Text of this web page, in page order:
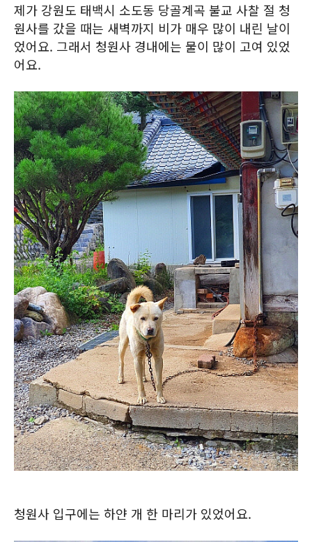
제가 강원도 태백시 소도동 당골계곡 불교 사찰 절 청
원사를 갔을 때는 새벽까지 비가 매우 많이 내린 날이
었어요. 그래서 청원사 경내에는 물이 많이 고여 있었
어요.
청원사 입구에는 하얀 개 한 마리가 있었어요.